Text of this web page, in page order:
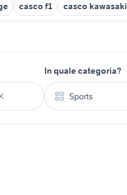
casco f1 casco kawasaki
In quale categoria?
Sports